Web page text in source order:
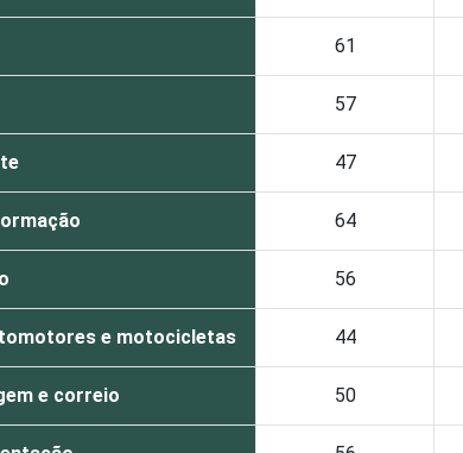
61
57
47
64
56
e motocicletas 44
e correio 50